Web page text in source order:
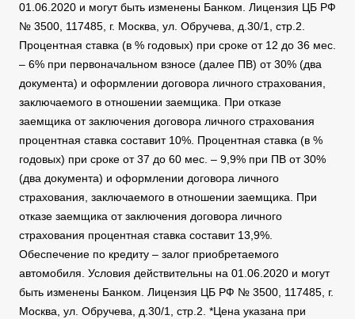
01.06.2020 и могут быть изменены Банком. Лицензия ЦБ РФ
№ 3500, 117485, г. Москва, ул. Обручева, д.30/1, стр.2.
Процентная ставка (в % годовых) при сроке от 12 до 36 мес.
– 6% при первоначальном взносе (далее ПВ) от 30% (два
документа) и оформлении договора личного страхования,
заключаемого в отношении заемщика. При отказе
заемщика от заключения договора личного страхования
процентная ставка составит 10%. Процентная ставка (в %
годовых) при сроке от 37 до 60 мес. – 9,9% при ПВ от 30%
(два документа) и оформлении договора личного
страхования, заключаемого в отношении заемщика. При
отказе заемщика от заключения договора личного
страхования процентная ставка составит 13,9%.
Обеспечение по кредиту – залог приобретаемого
автомобиля. Условия действительны на 01.06.2020 и могут
быть изменены Банком. Лицензия ЦБ РФ № 3500, 117485, г.
Москва, ул. Обручева, д.30/1, стр.2. *Цена указана при